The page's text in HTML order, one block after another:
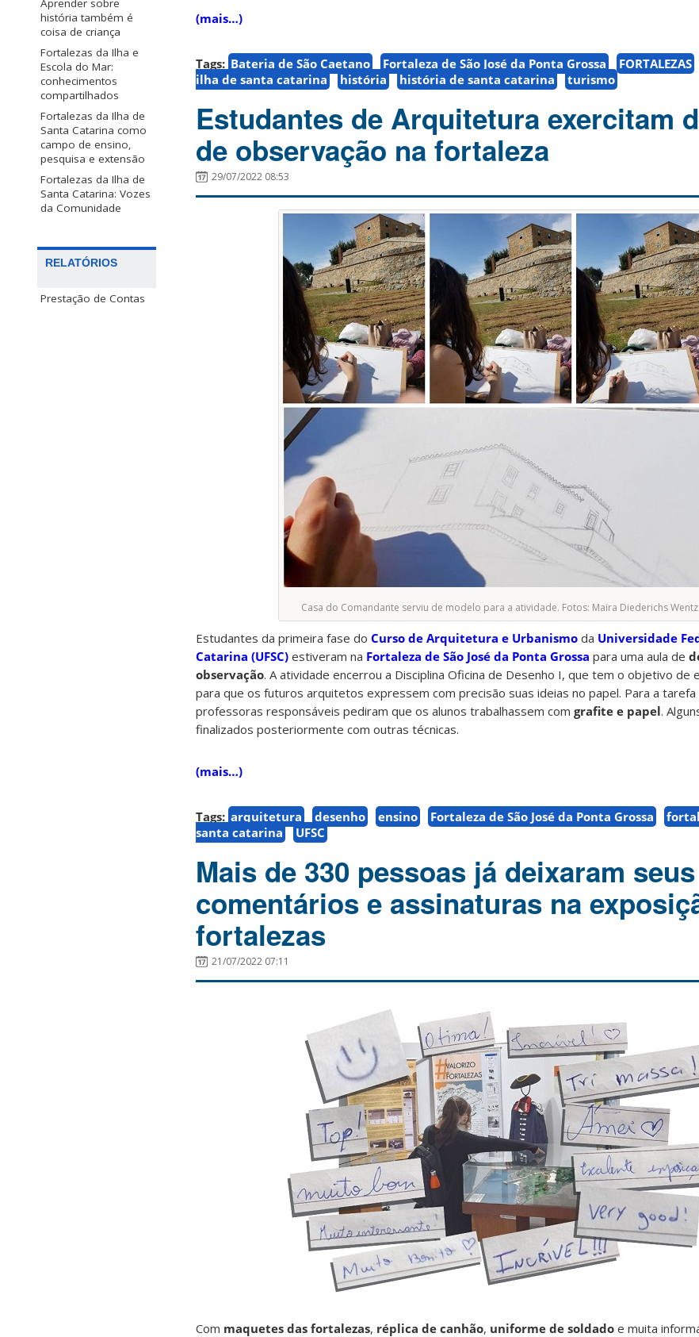
Aprender sobre
história também é
coisa de criança
Fortalezas da Ilha e
Escola do Mar:
conhecimentos
compartilhados
Fortalezas da Ilha de
Santa Catarina como
campo de ensino,
pesquisa e extensão
Fortalezas da Ilha de
Santa Catarina: Vozes
da Comunidade
RELATÓRIOS
Prestação de Contas
(mais…)
Tags: Bateria de São Caetano Fortaleza de São José da Ponta Grossa FORTALEZAS
ilha de santa catarina
história história de santa catarina turismo
Estudantes de Arquitetura exercitam
de observação na fortaleza
29/07/2022 08:53
Casa do Comandante serviu de modelo para a atividade. Fotos: Maira Diederichs Wentz.
Estudantes da primeira fase do Curso de Arquitetura e Urbanismo da Universidade
Catarina (UFSC) estiveram na Fortaleza de São José da Ponta Grossa para uma aula de
observação. A atividade encerrou a Disciplina Oficina de Desenho I, que tem o objetivo de
para que os futuros arquitetos expressem com precisão suas ideias no papel. Para a tarefa
professoras responsáveis pediram que os alunos trabalhassem com grafite e papel.
finalizados posteriormente com outras técnicas.
(mais…)
Tags: arquitetura desenho ensino Fortaleza de São José da Ponta Grossa
santa catarina
UFSC
Mais de 330 pessoas já deixaram seus
comentários e assinaturas na
fortalezas
21/07/2022 07:11
Com maquetes das fortalezas, réplica de canhão, uniforme de soldado e muita